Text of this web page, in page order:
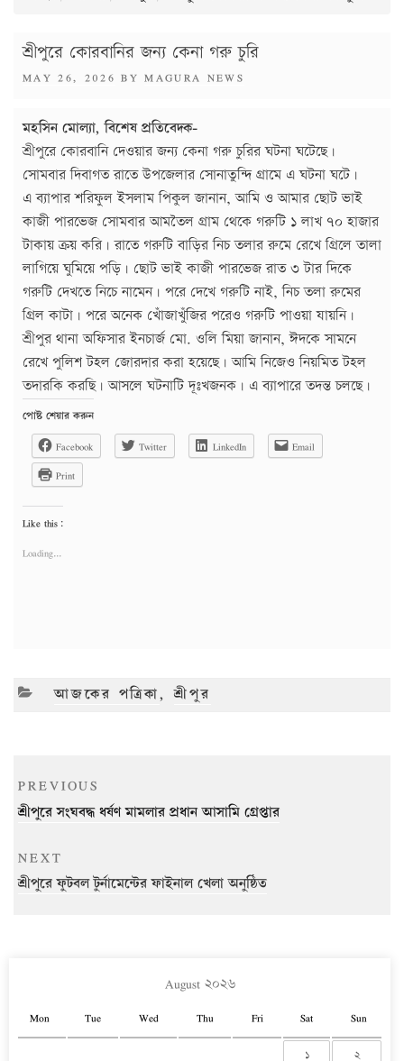
শ্রীপুরে কোরবানির জন্য কেনা গরু চুরি
POSTED
MAY 26, 2026 BYMAGURA NEWS
মহসিন মোল্যা, বিশেষ প্রতিবেদক-
শ্রীপুরে কোরবানি দেওয়ার জন্য কেনা গরু চুরির ঘটনা ঘটেছে।
সোমবার দিবাগত রাতে উপজেলার সোনাতুন্দি গ্রামে এ ঘটনা ঘটে।
এ ব্যাপার শরিফুল ইসলাম পিকুল জানান, আমি ও আমার ছোট ভাই
কাজী পারভেজ সোমবার আমতৈল গ্রাম থেকে গরুটি ১ লাখ ৭০ হাজার
টাকায় ক্রয় করি। রাতে গরুটি বাড়ির নিচ তলার রুমে রেখে গ্রিলে তালা
লাগিয়ে ঘুমিয়ে পড়ি। ছোট ভাই কাজী পারভেজ রাত ৩ টার দিকে
গরুটি দেখতে নিচে নামেন। পরে দেখে গরুটি নাই, নিচ তলা রুমের
গ্রিল কাটা। পরে অনেক খোঁজাখুঁজির পরেও গরুটি পাওয়া যায়নি।
শ্রীপুর থানা অফিসার ইনচার্জ মো. ওলি মিয়া জানান, ঈদকে সামনে
রেখে পুলিশ টহল জোরদার করা হয়েছে। আমি নিজেও নিয়মিত টহল
তদারকি করছি। আসলে ঘটনাটি দূঃখজনক। এ ব্যাপারে তদন্ত চলছে।
পোষ্ট শেয়ার করুন
Facebook
Twitter LinkedIn
Email
Print
Like this:
Loading...
CATEGORIES
আজকের পত্রিকা,শ্রীপুর
Post
navigation
Previous
Post
PREVIOUS
শ্রীপুরে সংঘবদ্ধ ধর্ষণ মামলার প্রধান আসামি গ্রেপ্তার
Next
Post
NEXT
শ্রীপুরে ফুটবল টুর্নামেন্টের ফাইনাল খেলা অনুষ্ঠিত
August ২০২৬
Mon Tue Wed Thu Fri Sat Sun
১ ২